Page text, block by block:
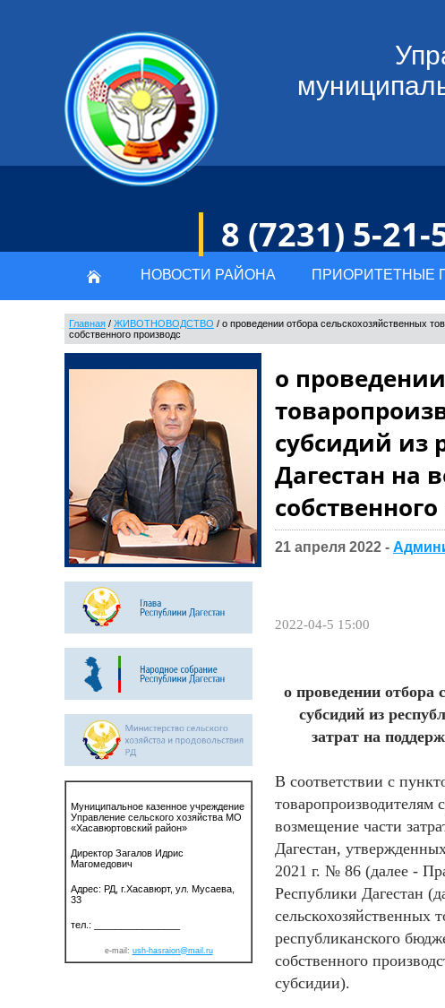
8 (7231) 5-21-
НОВОСТИ РАЙОНА ПРИОРИТЕТНЫЕ
Главная / ЖИВОТНОВОДСТВО / о проведении отбора сельскохозяйственных
собственного производс
Муниципальное казенное учреждение
Управление сельского хозяйства МО
«Хасавюртовский район»
Директор Загалов Идрис
Магомедович
Адрес: РД, г.Хасавюрт, ул. Мусаева,
33
тел.: ________________
e-mail: ush-hasraion@mail.ru
о
субсидий из
Дагестан на
21 апреля 2022 -
2022-04-5 15:00
о проведении отбора
субсидий из
затрат на
В соответствии с
товаропроизводителям
возмещение части
Дагестан,
2021 г. № 86 (далее -
Республики Дагестан
сельскохозяйственных
республиканского
собственного
субсидии).